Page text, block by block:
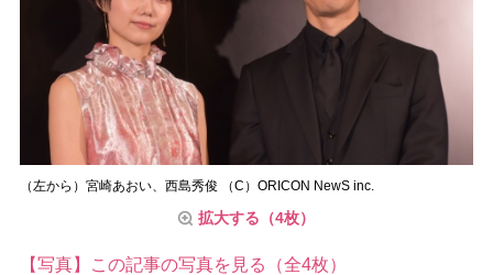
（左から）宮崎あおい、西島秀俊 （C）ORICON NewS inc.
拡大する（4枚）
【写真】この記事の写真を見る（全4枚）